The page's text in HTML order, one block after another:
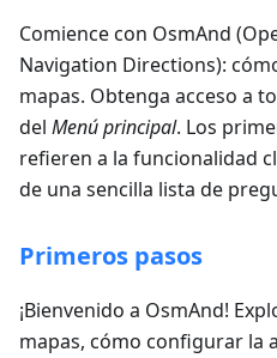
Comience con OsmAnd
Navigation Directions):
mapas. Obtenga acceso a
del Menú principal. Los
refieren a la funcionalidad
de una sencilla lista de
Primeros pasos
¡Bienvenido a OsmAnd!
mapas, cómo configurar la